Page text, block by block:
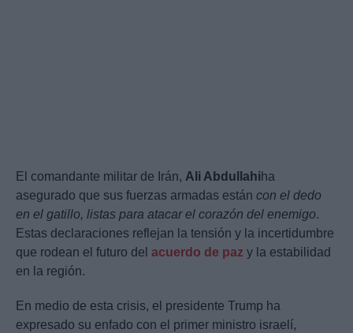
El comandante militar de Irán, Ali Abdullahi ha
asegurado que sus fuerzas armadas están con el dedo
en el gatillo, listas para atacar el corazón del enemigo.
Estas declaraciones reflejan la tensión y la incertidumbre
que rodean el futuro del acuerdo de paz y la estabilidad
en la región.
En medio de esta crisis, el presidente Trump ha
expresado su enfado con el primer ministro israelí,